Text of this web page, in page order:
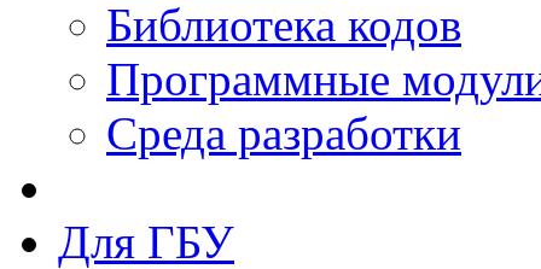
Библиотека кодов
Программные
Среда разработки
Для ГБУ